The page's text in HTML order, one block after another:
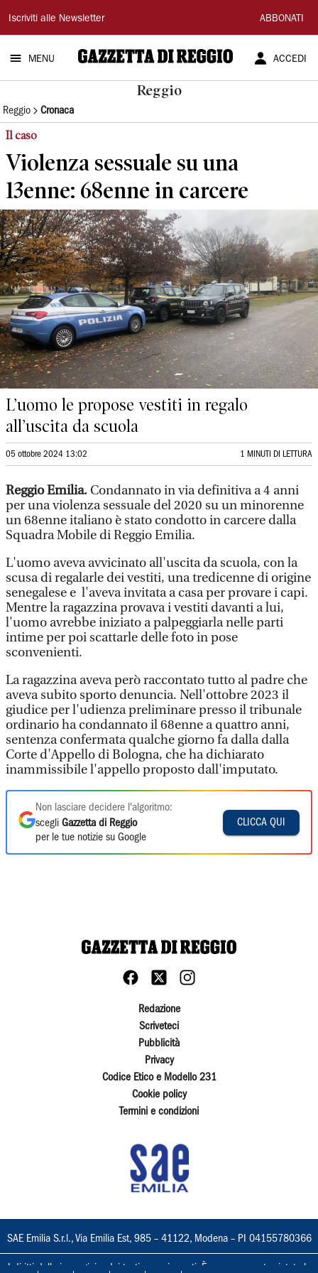
Gazzetta
di
Reggio
Iscriviti alle Newsletter ABBONATI
MENU ACCEDI
Reggio
Reggio Cronaca
Il caso
Violenza sessuale su una
13enne: 68enne in carcere
L’uomo le propose vestiti in regalo
all’uscita da scuola
05 ottobre 2024 13:02 1 MINUTI DI LETTURA
Reggio Emilia. Condannato in via definitiva a 4 anni
per una violenza sessuale del 2020 su un minorenne
un 68enne italiano è stato condotto in carcere dalla
Squadra Mobile di Reggio Emilia.
L'uomo aveva avvicinato all'uscita da scuola, con la
scusa di regalarle dei vestiti, una tredicenne di origine
senegalese e l'aveva invitata a casa per provare i capi.
Mentre la ragazzina provava i vestiti davanti a lui,
l'uomo avrebbe iniziato a palpeggiarla nelle parti
intime per poi scattarle delle foto in pose
sconvenienti.
La ragazzina aveva però raccontato tutto al padre che
aveva subito sporto denuncia. Nell'ottobre 2023 il
giudice per l'udienza preliminare presso il tribunale
ordinario ha condannato il 68enne a quattro anni,
sentenza confermata qualche giorno fa dalla dalla
Corte d'Appello di Bologna, che ha dichiarato
inammissibile l'appello proposto dall'imputato.
Non lasciare decidere l'algoritmo:
scegli Gazzetta di Reggio
per le tue notizie su Google
CLICCA QUI
Redazione
Scriveteci
Pubblicità
Privacy
Codice Etico e Modello 231
Cookie policy
Termini e condizioni
SAE Emilia S.r.l., Via Emilia Est, 985 – 41122, Modena – PI 04155780366
I diritti delle immagini e dei testi sono riservati. È espressamente vietata la